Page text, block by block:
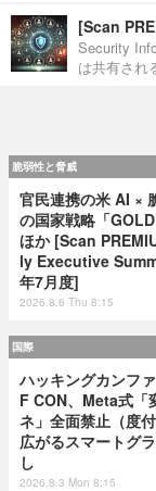
[Scan
Security
は共有され
脆弱性と脅威
官民連携の米 AI ×
の国家戦略「GOLD
ほか [Scan
ly Executive
年7月度]
2026.8.6 Thu 8:15
国際
ハッキングカンフ
F CON、Meta式「
ネ」全面禁止（度付
広がるスマートグ
し
2026.8.3 Mon 8:15